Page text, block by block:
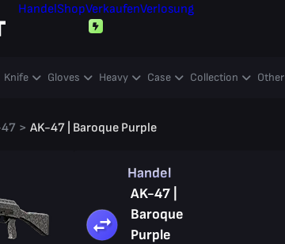
HandelShopVerkaufenVerlosung
Knife Gloves Heavy Case Collection Other
> AK-47 | Baroque Purple
Handel
AK-47 |
Baroque
Purple